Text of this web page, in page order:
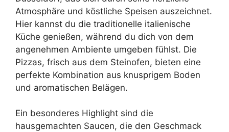
Atmosphäre und köstliche Speisen auszeichnet.
Hier kannst du die traditionelle italienische
Küche genießen, während du dich von dem
angenehmen Ambiente umgeben fühlst. Die
Pizzas, frisch aus dem Steinofen, bieten eine
perfekte Kombination aus knusprigem Boden
und aromatischen Belägen.
Ein besonderes Highlight sind die
hausgemachten Saucen, die den Geschmack